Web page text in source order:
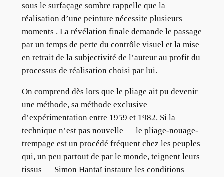
sous le surfaçage sombre rappelle que la
réalisation d’une peinture nécessite plusieurs
moments . La révélation finale demande le passage
par un temps de perte du contrôle visuel et la mise
en retrait de la subjectivité de l’auteur au profit du
processus de réalisation choisi par lui.
On comprend dès lors que le pliage ait pu devenir
une méthode, sa méthode exclusive
d’expérimentation entre 1959 et 1982. Si la
technique n’est pas nouvelle — le pliage-nouage-
trempage est un procédé fréquent chez les peuples
qui, un peu partout de par le monde, teignent leurs
tissus — Simon Hantaï instaure les conditions